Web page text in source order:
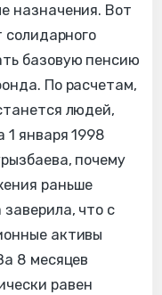
назначения. Вот
солидарного
базовую пенсию
По расчетам,
людей,
января 1998
почему
раньше
что с
активы
8 месяцев
равен